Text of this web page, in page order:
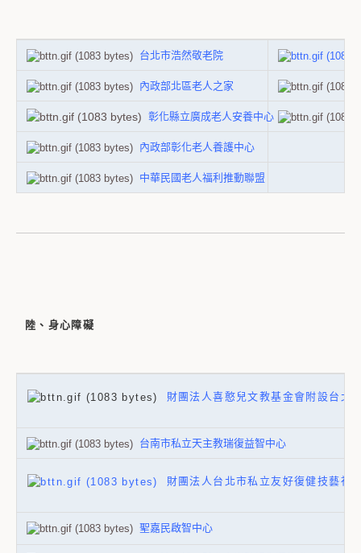
台北市浩然敬老院
內政部北區老人之家
彰化縣立廣成老人安養中心
內政部彰化老人養護中心
中華民國老人福利推動聯盟
陸、身心障礙
財團法人喜憨兒文教基金會附設台北
台南市私立天主教瑞復益智中心
財團法人台北市私立友好復健技藝社
聖嘉民啟智中心